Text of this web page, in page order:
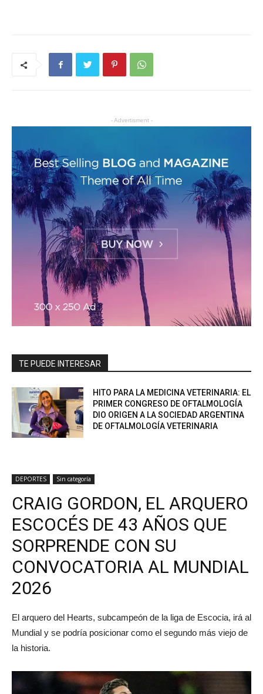
- Advertisment -
TE PUEDE INTERESAR
HITO PARA LA MEDICINA VETERINARIA: EL
PRIMER CONGRESO DE OFTALMOLOGÍA
DIO ORIGEN A LA SOCIEDAD ARGENTINA
DE OFTALMOLOGÍA VETERINARIA